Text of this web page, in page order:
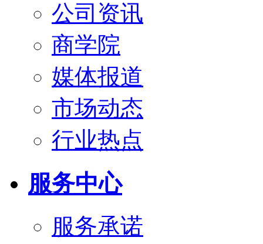
公司资讯
商学院
媒体报道
市场动态
行业热点
服务中心
服务承诺